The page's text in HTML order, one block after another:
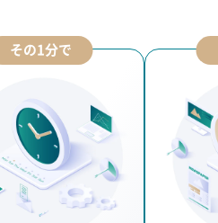
その1分で